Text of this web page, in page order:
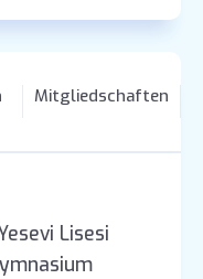
Mitgliedschaften
Lisesi